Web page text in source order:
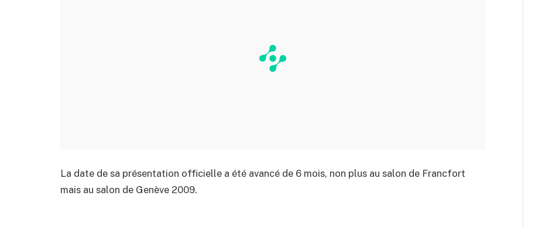
La date de sa présentation officielle a été avancé de 6 mois, non plus au salon de Francfort
mais au salon de Genève 2009.